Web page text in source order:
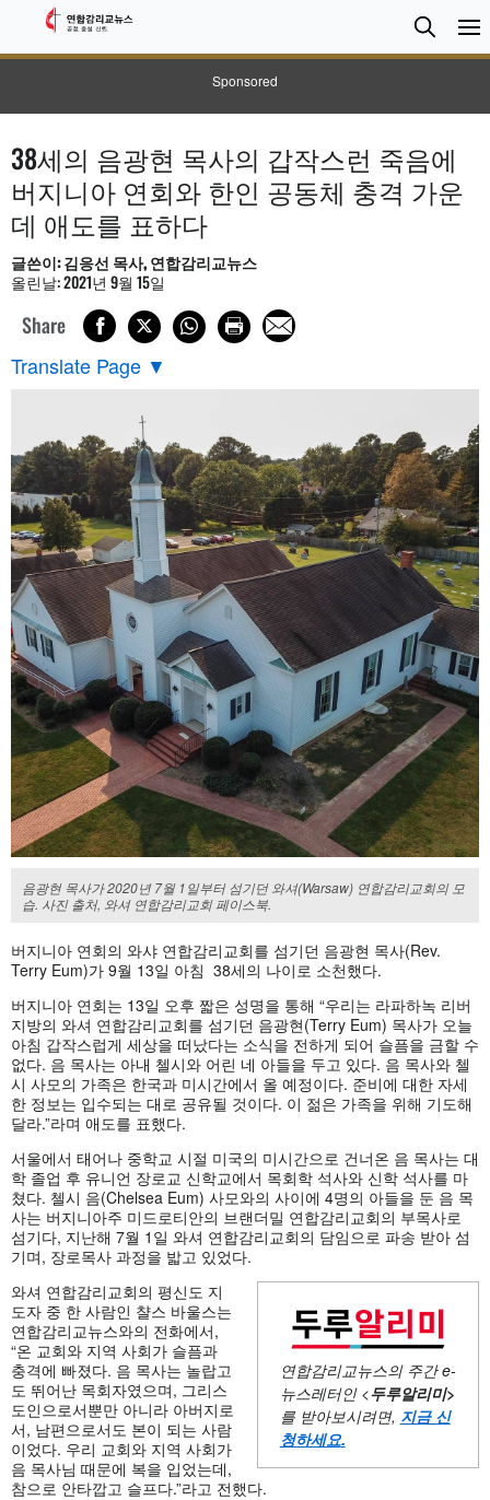
Sponsored
검
색
Search
38세의 음광현 목사의 갑작스런 죽음에
버지니아 연회와 한인 공동체 충격 가운
데 애도를 표하다
글쓴이: 김응선 목사, 연합감리교뉴스
올린날: 2021년 9월 15일
Share
Translate Page ▼
음광현 목사가 2020년 7월 1일부터 섬기던 와셔(Warsaw) 연합감리교회의 모
습. 사진 출처, 와셔 연합감리교회 페이스북.
버지니아 연회의 와샤 연합감리교회를 섬기던 음광현 목사(Rev.
Terry Eum)가 9월 13일 아침 38세의 나이로 소천했다.
버지니아 연회는 13일 오후 짧은 성명을 통해 “우리는 라파하녹 리버
지방의 와셔 연합감리교회를 섬기던 음광현(Terry Eum) 목사가 오늘
아침 갑작스럽게 세상을 떠났다는 소식을 전하게 되어 슬픔을 금할 수
없다. 음 목사는 아내 첼시와 어린 네 아들을 두고 있다. 음 목사와 첼
시 사모의 가족은 한국과 미시간에서 올 예정이다. 준비에 대한 자세
한 정보는 입수되는 대로 공유될 것이다. 이 젊은 가족을 위해 기도해
달라.”라며 애도를 표했다.
서울에서 태어나 중학교 시절 미국의 미시간으로 건너온 음 목사는 대
학 졸업 후 유니언 장로교 신학교에서 목회학 석사와 신학 석사를 마
쳤다. 첼시 음(Chelsea Eum) 사모와의 사이에 4명의 아들을 둔 음 목
사는 버지니아주 미드로티안의 브랜더밀 연합감리교회의 부목사로
섬기다, 지난해 7월 1일 와셔 연합감리교회의 담임으로 파송 받아 섬
기며, 장로목사 과정을 밟고 있었다.
연합감리교뉴스의 주간e-
뉴스레터인 <두루알리미>
를 받아보시려면, 지금 신
청하세요.
와셔 연합감리교회의 평신도 지
도자 중 한 사람인 챨스 바울스는
연합감리교뉴스와의 전화에서,
“온 교회와 지역 사회가 슬픔과
충격에 빠졌다. 음 목사는 놀랍고
도 뛰어난 목회자였으며, 그리스
도인으로서뿐만 아니라 아버지로
서, 남편으로서도 본이 되는 사람
이었다. 우리 교회와 지역 사회가
음 목사님 때문에 복을 입었는데,
참으로 안타깝고 슬프다.”라고 전했다.